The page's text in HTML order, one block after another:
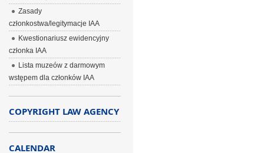
Zasady
członkostwa/legitymacje IAA
Kwestionariusz ewidencyjny
członka IAA
Lista muzeów z darmowym
wstępem dla członków IAA
COPYRIGHT LAW AGENCY
CALENDAR